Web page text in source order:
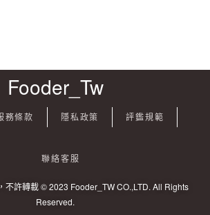
Fooder_Tw
務條款 隱私政策 評鑑規範
聯絡客服
不許轉載 © 2023 Fooder_TW CO.,LTD. All Rights
Reserved.